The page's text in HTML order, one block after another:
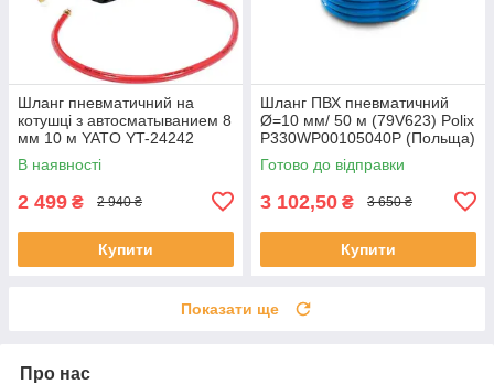
Шланг пневматичний на
котушці з автосматыванием 8
мм 10 м YATO YT-24242
(Польща)
В наявності
2 499 ₴ 2 940 ₴
Купити
Шланг ПВХ пневматичний
Ø=10 мм/ 50 м (79V623) Polix
P330WP00105040P (Польща)
Готово до відправки
3 102,50 ₴ 3 650 ₴
Купити
Показати ще
Про нас